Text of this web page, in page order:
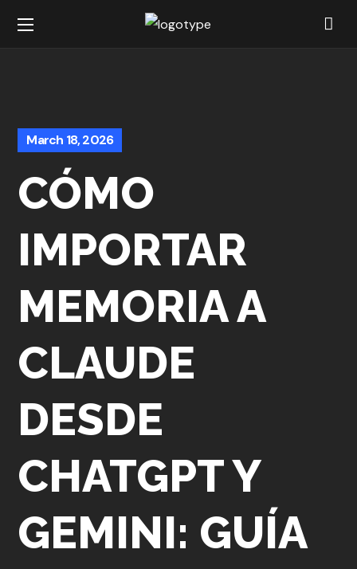
March 18, 2026
CÓMO
IMPORTAR
MEMORIA A
CLAUDE
DESDE
CHATGPT Y
GEMINI: GUÍA